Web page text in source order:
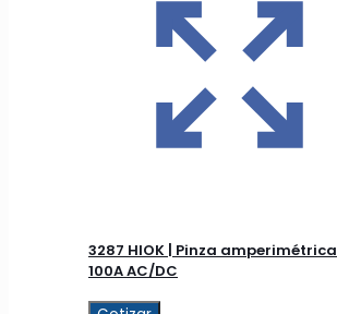
3287 HIOK | Pinza amperimétrica
100A AC/DC